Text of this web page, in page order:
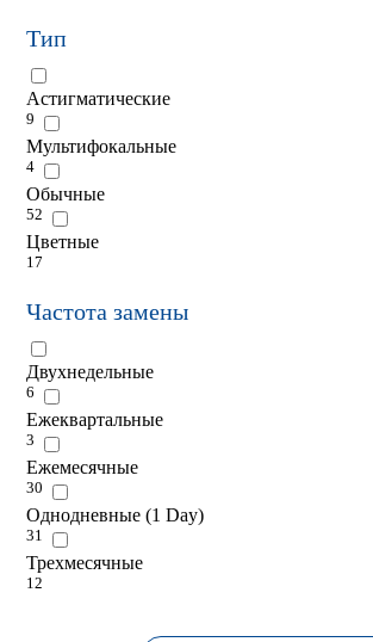
Тип
Астигматические
9
Мультифокальные
4
Обычные
52
Цветные
17
Частота замены
Двухнедельные
6
Ежеквартальные
3
Ежемесячные
30
Однодневные (1 Day)
31
Трехмесячные
12